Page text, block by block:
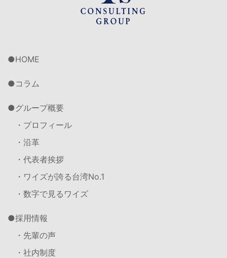
HOME
コラム
グループ概要
・プロフィール
・沿革
・代表者挨拶
・ワイズが誇る台湾No.1
・数字で見るワイズ
採用情報
・先輩の声
・社内制度